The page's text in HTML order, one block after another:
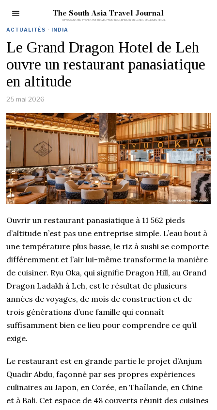
The South Asia Travel Journal
ACTUALITÉS · INDIA
Le Grand Dragon Hotel de Leh
ouvre un restaurant panasiatique
en altitude
25 mai 2026
Ouvrir un restaurant panasiatique à 11 562 pieds
d’altitude n’est pas une entreprise simple. L’eau bout à
une température plus basse, le riz à sushi se comporte
différemment et l’air lui-même transforme la manière
de cuisiner. Ryu Oka, qui signifie Dragon Hill, au Grand
Dragon Ladakh à Leh, est le résultat de plusieurs
années de voyages, de mois de construction et de
trois générations d’une famille qui connaît
suffisamment bien ce lieu pour comprendre ce qu’il
exige.
Le restaurant est en grande partie le projet d’Anjum
Quadir Abdu, façonné par ses propres expériences
culinaires au Japon, en Corée, en Thaïlande, en Chine
et à Bali. Cet espace de 48 couverts réunit des cuisines